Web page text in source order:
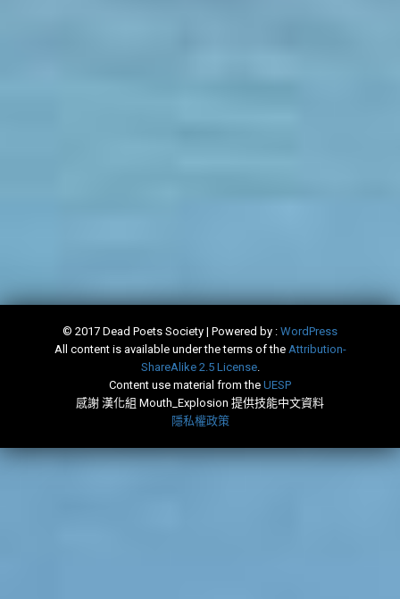
© 2017 Dead Poets Society | Powered by : WordPress
All content is available under the terms of the ​Attribution-
ShareAlike 2.5 License.
Content use material from the ​UESP
感謝 漢化組 Mouth_Explosion 提供技能中文資料
隱私權政策